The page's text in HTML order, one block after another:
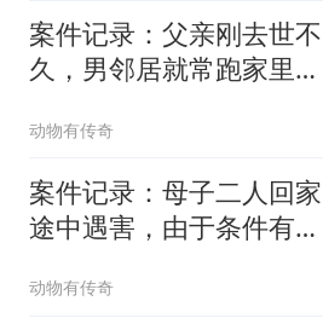
案件记录：父亲刚去世不
久，男邻居就常跑家里找
动物有传奇
案件记录：母子二人回家
途中遇害，由于条件有
动物有传奇